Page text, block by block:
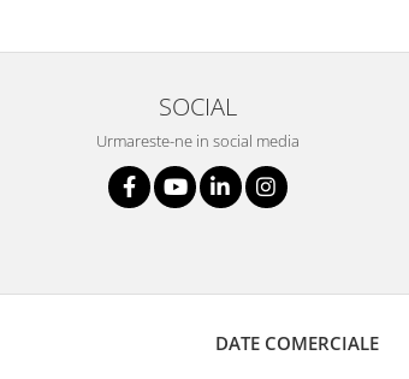
SOCIAL
Urmareste-ne in social media
DATE COMERCIALE